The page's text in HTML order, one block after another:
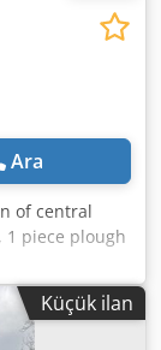
Ara
of central
piece plough
pair of heavy-
/ 35, 1
D 500
Apvjf
Küçük ilan